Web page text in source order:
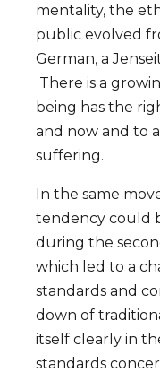
mentality, the
public evolved
German, a
There is a
being has the
and now and to
suffering.
In the same
tendency could
during the
which led to a
standards and
down of
itself clearly in
standards